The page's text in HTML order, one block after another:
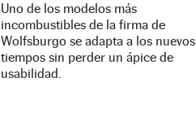
Uno de los modelos más
incombustibles de la firma de
Wolfsburgo se adapta a los nuevos
tiempos sin perder un ápice de
usabilidad.